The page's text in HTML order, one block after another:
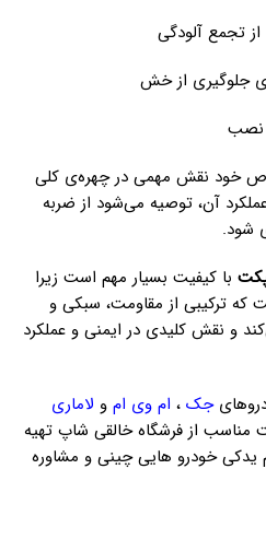
تجمع آلودگی
جلوگیری از خش
نصب
خود نقش مهمی در چهره‌ی کلی
آن، توصیه می‌شود از ضربه
شود.
با کیفیت بسیار مهم است زیرا
ترکیبی از مقاومت، سبکی و
و نقش کلیدی در ایمنی و عملکرد
جک ، ام وی ام و لاماری
مناسب از فرشگاه خالقی شاپ تهیه
یدکی خودرو هایی چینی و مشاوره